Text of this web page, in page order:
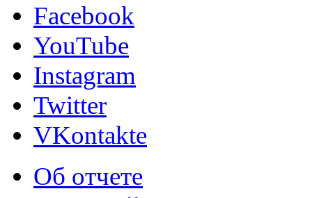
Facebook
YouTube
Instagram
Twitter
VKontakte
Об отчете